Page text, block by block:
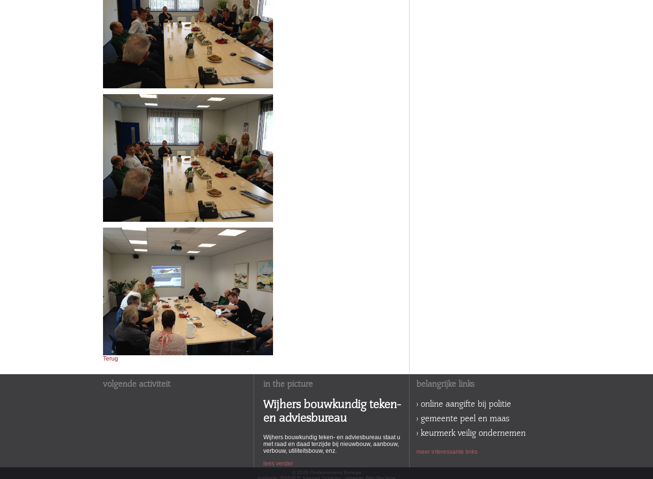
Terug
volgende activiteit in the picture
Wijhers bouwkundig teken-
en adviesbureau
Wijhers bouwkundig teken- en adviesbureau staat u
met raad en daad terzijde bij nieuwbouw, aanbouw,
verbouw, utiliteitsbouw, enz.
lees verder
belangrijke links
> online aangifte bij politie
> gemeente peel en maas
> keurmerk veilig ondernemen
meer interessante links
© 2026 Ondernemend Beringe
realisatie: BRAMUS Internet Services · ontwerp: Blitz Reclame